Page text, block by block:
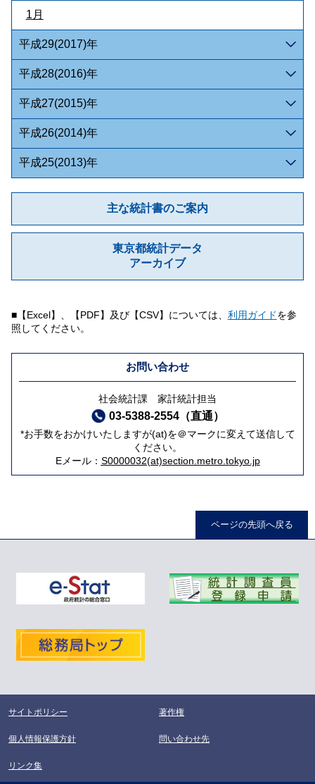
1月
平成29(2017)年
平成28(2016)年
平成27(2015)年
平成26(2014)年
平成25(2013)年
主な統計書のご案内
東京都統計データ
アーカイブ
■【Excel】、【PDF】及び【CSV】については、 利用ガイドを参
照してください。
お問い合わせ
社会統計課 家計統計担当
03-5388-2554（直通）
*お手数をおかけいたしますが(at)を＠マークに変えて送信して
ください。
Eメール： S0000032(at)section.metro.tokyo.jp
ページの先頭へ戻る
サイトポリシー 著作権
個人情報保護方針 問い合わせ先
リンク集